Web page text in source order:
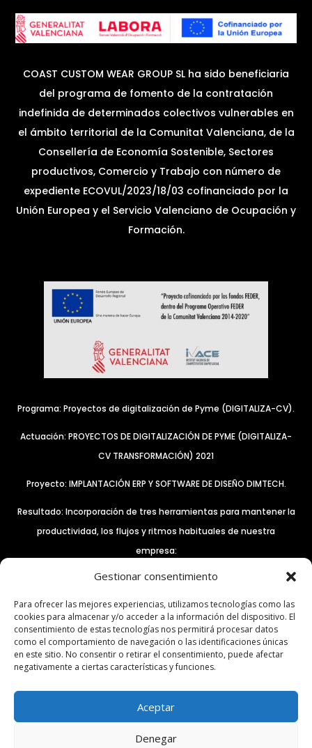
Gestionar consentimiento
Para ofrecer las mejores experiencias, utilizamos tecnologías como las
cookies para almacenar y/o acceder a la información del dispositivo. El
consentimiento de estas tecnologías nos permitirá procesar datos
como el comportamiento de navegación o las identificaciones únicas
en este sitio. No consentir o retirar el consentimiento, puede afectar
negativamente a ciertas características y funciones.
Aceptar
Denegar
COAST CUSTOM WEAR GROUP SL ha sido beneficiaria
del programa de fomento de la contratación
indefinida de determinados colectivos vulnerables en
el ámbito territorial de la Comunitat Valenciana, de la
Consellería de Economía Sostenible, Sectores
productivos, Comercio y Trabajo con número de
expediente ECOVUL/2023/18/03 cofinanciado por la
Unión Europea y el Servicio Valenciano de Ocupación y
Formación.
Programa: Proyectos de digitalización de Pyme (DIGITALIZA-CV).
Actuación: PROYECTOS DE DIGITALIZACIÓN DE PYME (DIGITALIZA-
CV TRANSFORMACIÓN) 2021
Proyecto: IMPLANTACIÓN ERP Y SOFTWARE DE DISEÑO DIMTECH.
Resultado: Incorporación de tres herramientas para mantener la
productividad, los flujos y ritmos habituales de nuestra
empresa:
– El control remoto de equipos a través del software Anydesk.
– ERP INTEGRA QS PROFESSIONAL
– Software DIM3D TEAMS, para mejorar y optimizar el
departamento de diseño y desarrollo.
Expediente: IMDIGA/2021/302
Importe: 18.954,00euros